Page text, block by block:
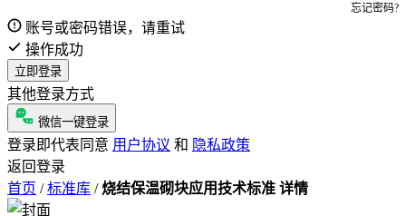
忘记密码?
账号或密码错误，请重试
操作成功
立即登录
其他登录方式
微信一键登录
登录即代表同意 用户协议 和 隐私政策
返回登录
首页 / 标准库 / 烧结保温砌块应用技术标准 详情